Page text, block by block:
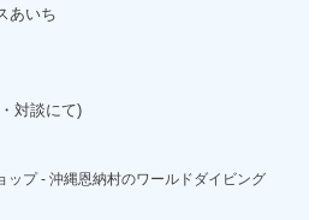
あいち
対談にて)
ップ - 沖縄恩納村のワールドダイビング